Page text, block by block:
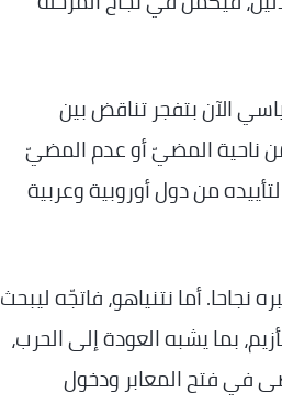
الآن بتفجر تناقض بين
من ناحية المضيّ أو عدم المضيّ
من دول أوروبية وعربية
أما نتنياهو، فاتجّه ليبحث
بما يشبه العودة إلى الحرب،
في فتح المعابر ودخول